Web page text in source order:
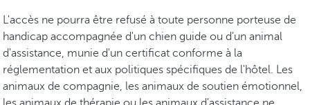
L'accès ne pourra être refusé à toute personne porteuse de
handicap accompagnée d'un chien guide ou d'un animal
d'assistance, munie d'un certificat conforme à la
réglementation et aux politiques spécifiques de l'hôtel. Les
animaux de compagnie, les animaux de soutien émotionnel,